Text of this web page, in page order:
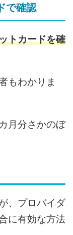
で確認
トカードを確
もわかりま
月分さかのぼ
、プロバイダ
に有効な方法